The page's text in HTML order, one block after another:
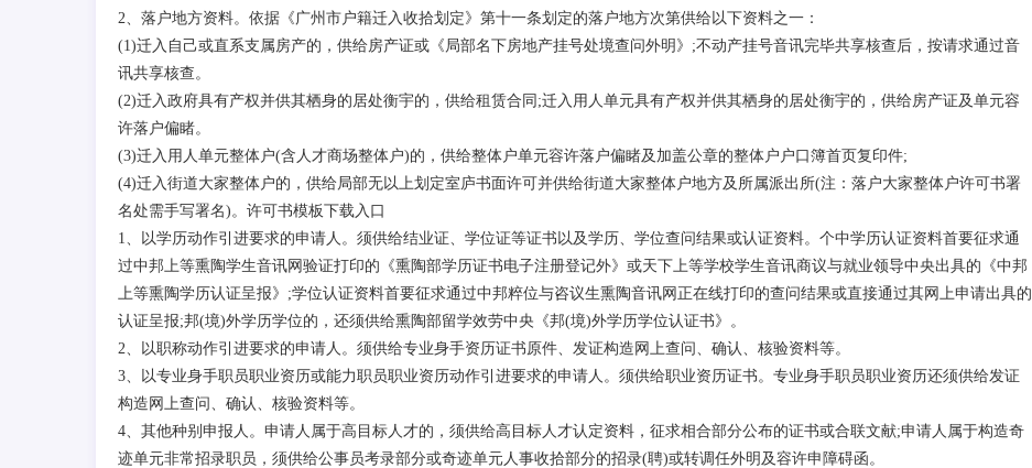
2、落户地方资料。依据《广州市户籍迁入收拾划定》第十一条划定的落户地方次第供给以下资料之一：
(1)迁入自己或直系支属房产的，供给房产证或《局部名下房地产挂号处境查问外明》;不动产挂号音讯完毕共享核查后，按请求通过音
讯共享核查。
(2)迁入政府具有产权并供其栖身的居处衡宇的，供给租赁合同;迁入用人单元具有产权并供其栖身的居处衡宇的，供给房产证及单元容
许落户偏睹。
(3)迁入用人单元整体户(含人才商场整体户)的，供给整体户单元容许落户偏睹及加盖公章的整体户户口簿首页复印件;
(4)迁入街道大家整体户的，供给局部无以上划定室庐书面许可并供给街道大家整体户地方及所属派出所(注：落户大家整体户许可书署
名处需手写署名)。许可书模板下载入口
1、以学历动作引进要求的申请人。须供给结业证、学位证等证书以及学历、学位查问结果或认证资料。个中学历认证资料首要征求通
过中邦上等熏陶学生音讯网验证打印的《熏陶部学历证书电子注册登记外》或天下上等学校学生音讯商议与就业领导中央出具的《中邦
上等熏陶学历认证呈报》;学位认证资料首要征求通过中邦粹位与咨议生熏陶音讯网正在线打印的查问结果或直接通过其网上申请出具的
认证呈报;邦(境)外学历学位的，还须供给熏陶部留学效劳中央《邦(境)外学历学位认证书》。
2、以职称动作引进要求的申请人。须供给专业身手资历证书原件、发证构造网上查问、确认、核验资料等。
3、以专业身手职员职业资历或能力职员职业资历动作引进要求的申请人。须供给职业资历证书。专业身手职员职业资历还须供给发证
构造网上查问、确认、核验资料等。
4、其他种别申报人。申请人属于高目标人才的，须供给高目标人才认定资料，征求相合部分公布的证书或合联文献;申请人属于构造奇
迹单元非常招录职员，须供给公事员考录部分或奇迹单元人事收拾部分的招录(聘)或转调任外明及容许申障碍函。